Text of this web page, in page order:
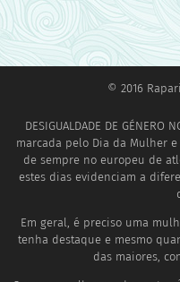
© 2016
DESIGUALDADE DE GÉNERO
marcada pelo Dia da Mulher
de sempre no europeu de
estes dias evidenciam a
Em geral, é preciso uma
tenha destaque e mesmo
das maiores,